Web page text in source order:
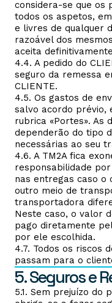
considera-se que os
todos os aspetos,
e livres de qualquer
razoável dos
aceita
4.4. A pedido do
seguro da remessa
CLIENTE.
4.5. Os gastos de
salvo acordo prévio,
rubrica «Portes». As
dependerão do tipo
necessárias ao seu
4.6. A TM2A fica
responsabilidade
nas entregas caso
outro meio de
transportadora
Neste caso, o valor
pago diretamente
por ele escolhida.
4.7. Todos os riscos
passam para o
5. Seguros e
5.1. Sem prejuízo do